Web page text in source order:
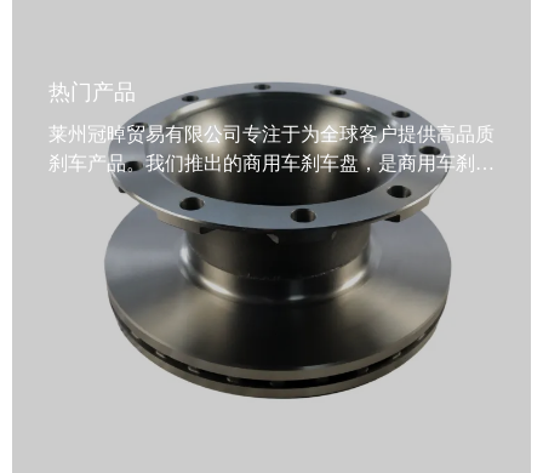
热门产品
莱州冠晫贸易有限公司专注于为全球客户提供高品质
刹车产品。我们推出的商用车刹车盘，是商用车刹车
的优质之选。这款刹车盘专为商用车设计，经过严格
的动态平衡检测，精准的定位孔确保安装无误。采用
先进的防锈处理技术，使其持久耐用，能适应各种恶
劣环境。产品覆盖99%的汽车车型，满足全球市场需
求。产地为中国山东，经过车削、磨削等精细机械加
工，颜色多样可供选择。材质选用灰铁、GG20等高
质材料，获得了IATF TS16949、R90 E-mark等国际认
证。包装运输方式多样，还提供油浸、涂层等防锈方